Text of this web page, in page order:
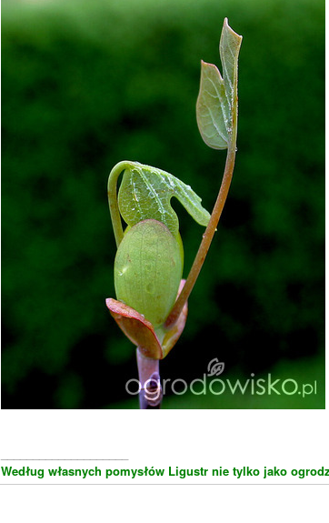
Według własnych pomysłów Ligustr nie tylko jako